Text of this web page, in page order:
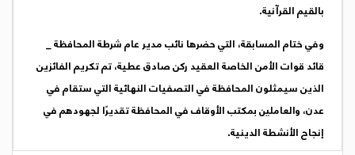
بالقيم القرآنية.
وفي ختام المسابقة، التي حضرها نائب مدير عام شرطة المحافظة _
قائد قوات الأمن الخاصة العقيد ركن صادق عطية، تم تكريم الفائزين
الذين سيمثلون المحافظة في التصفيات النهائية التي ستقام في
عدن، والعاملين بمكتب الأوقاف في المحافظة تقديرًا لجهودهم في
إنجاح الأنشطة الدينية.